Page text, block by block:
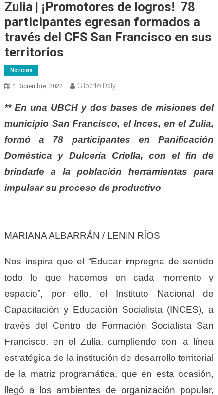
Zulia | ¡Promotores de logros! 78
participantes egresan formados a
través del CFS San Francisco en sus
territorios
Noticias
1 Diciembre, 2022 Gilberto Daly
** En una UBCH y dos bases de misiones del
municipio San Francisco, el Inces, en el Zulia,
formó a 78 participantes en Panificación
Doméstica y Dulcería Criolla, con el fin de
brindarle a la población herramientas para
impulsar su proceso de productivo
MARIANA ALBARRÁN / LENIN RÍOS
Nos inspira que el “Educar impregna de sentido
todo lo que hacemos en cada momento y
espacio”, por ello, el Instituto Nacional de
Capacitación y Educación Socialista (INCES), a
través del Centro de Formación Socialista San
Francisco, en el Zulia, cumpliendo con la línea
estratégica de la institución de desarrollo territorial
de la matriz programática, que en esta ocasión,
llegó a los ambientes de organización popular,